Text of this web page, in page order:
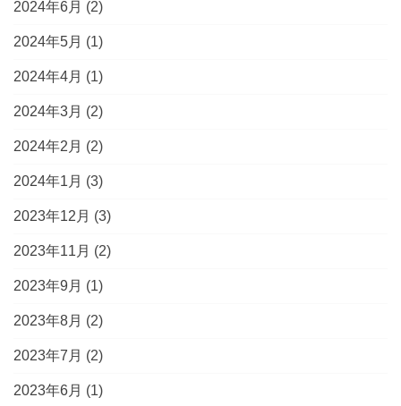
2024年6月 (2)
2024年5月 (1)
2024年4月 (1)
2024年3月 (2)
2024年2月 (2)
2024年1月 (3)
2023年12月 (3)
2023年11月 (2)
2023年9月 (1)
2023年8月 (2)
2023年7月 (2)
2023年6月 (1)